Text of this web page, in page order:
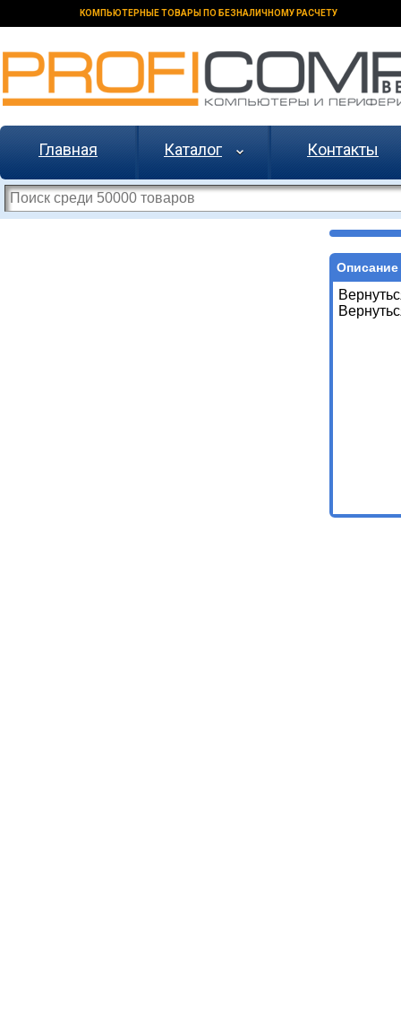
КОМПЬЮТЕРНЫЕ ТОВАРЫ ПО БЕЗНАЛИЧНОМУ РАСЧЕТУ
Главная Каталог Контакты
Описание